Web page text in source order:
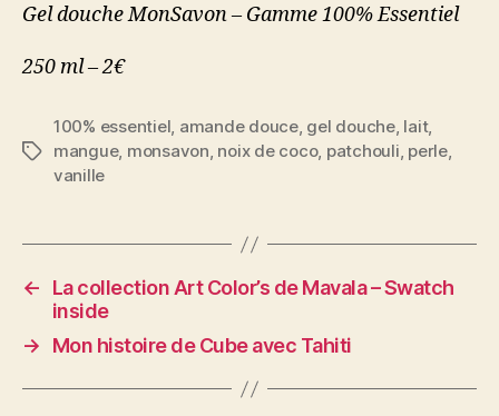
Gel douche MonSavon – Gamme 100% Essentiel
250 ml – 2€
Étiquettes
100% essentiel, amande douce, gel douche, lait,
mangue, monsavon, noix de coco, patchouli, perle,
vanille
←
La collection Art Color’s de Mavala – Swatch
inside
→
Mon histoire de Cube avec Tahiti